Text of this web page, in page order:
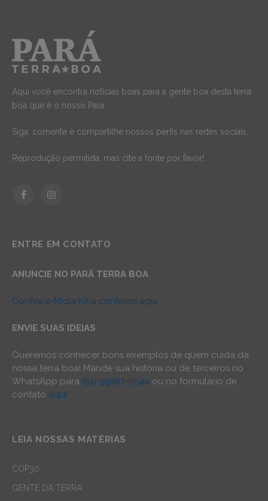
Aqui você encontra notícias boas para a gente boa desta terra
boa que é o nosso Pará.
Siga, comente e compartilhe nossos perfis nas redes sociais.
Reprodução permitida, mas cite a fonte por favor!
FacebookInstagram
ENTRE EM CONTATO
ANUNCIE NO PARÁ TERRA BOA
Confira o Mídia Kit e contatos aqui
ENVIE SUAS IDEIAS
Queremos conhecer bons exemplos de quem cuida da
nossa terra boa! Mande sua história ou de terceiros no
WhatsApp para (91) 99187-0544 ou no formulário de
contato aqui.
LEIA NOSSAS MATÉRIAS
COP30
GENTE DA TERRA